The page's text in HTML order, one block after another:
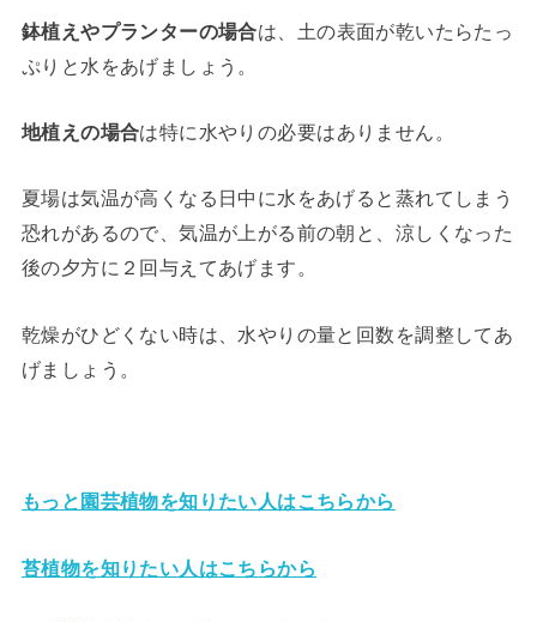
鉢植えやプランターの場合は、土の表面が乾いたらたっ
ぷりと水をあげましょう。
地植えの場合は特に水やりの必要はありません。
夏場は気温が高くなる日中に水をあげると蒸れてしまう
恐れがあるので、気温が上がる前の朝と、涼しくなった
後の夕方に２回与えてあげます。
乾燥がひどくない時は、水やりの量と回数を調整してあ
げましょう。
もっと園芸植物を知りたい人はこちらから
苔植物を知りたい人はこちらから